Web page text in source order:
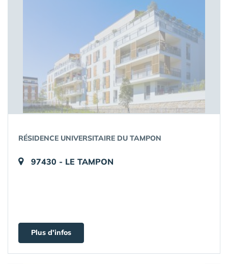
RÉSIDENCE UNIVERSITAIRE DU TAMPON
97430 - LE TAMPON
Plus d'infos